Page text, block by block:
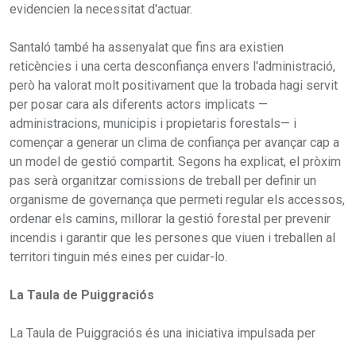
evidencien la necessitat d'actuar.
Santaló també ha assenyalat que fins ara existien
reticències i una certa desconfiança envers l'administració,
però ha valorat molt positivament que la trobada hagi servit
per posar cara als diferents actors implicats —
administracions, municipis i propietaris forestals— i
començar a generar un clima de confiança per avançar cap a
un model de gestió compartit. Segons ha explicat, el pròxim
pas serà organitzar comissions de treball per definir un
organisme de governança que permeti regular els accessos,
ordenar els camins, millorar la gestió forestal per prevenir
incendis i garantir que les persones que viuen i treballen al
territori tinguin més eines per cuidar-lo.
La Taula de Puiggraciós
La Taula de Puiggraciós és una iniciativa impulsada per